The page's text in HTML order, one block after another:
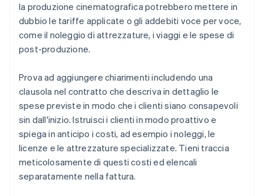
la produzione cinematografica potrebbero mettere in
dubbio le tariffe applicate o gli addebiti voce per voce,
come il noleggio di attrezzature, i viaggi e le spese di
post-produzione.
Prova ad aggiungere chiarimenti includendo una
clausola nel contratto che descriva in dettaglio le
spese previste in modo che i clienti siano consapevoli
sin dall'inizio. Istruisci i clienti in modo proattivo e
spiega in anticipo i costi, ad esempio i noleggi, le
licenze e le attrezzature specializzate. Tieni traccia
meticolosamente di questi costi ed elencali
separatamente nella fattura.